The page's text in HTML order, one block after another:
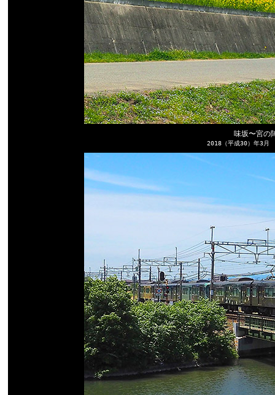
味坂〜宮の
2018（平成30）年3月